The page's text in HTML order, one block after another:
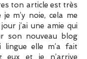
ton article est très
m’y noie, cela me
j’ai une amie qui
son nouveau blog
elle m’a fait